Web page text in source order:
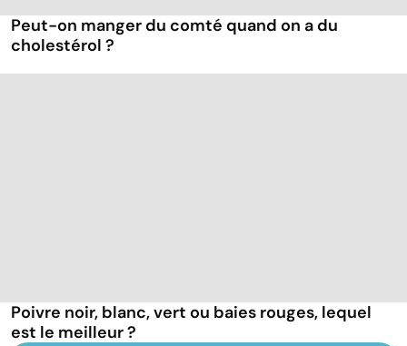
Peut-on manger du comté quand on a du
cholestérol ?
Poivre noir, blanc, vert ou baies rouges, lequel
est le meilleur ?